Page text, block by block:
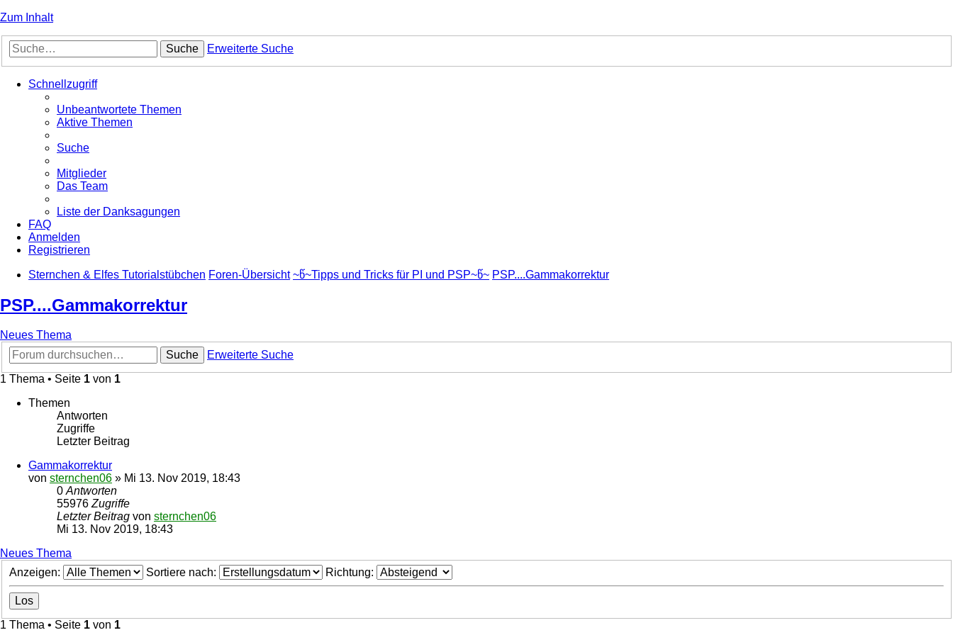
Zum Inhalt
Suche Erweiterte Suche
Schnellzugriff
Unbeantwortete Themen
Aktive Themen
Suche
Mitglieder
Das Team
Liste der Danksagungen
FAQ
Anmelden
Registrieren
Sternchen & Elfes Tutorialstübchen Foren-Übersicht ~წ~Tipps und Tricks für PI und PSP~წ~ PSP....Gammakorrektur
PSP....Gammakorrektur
Neues Thema
Suche
Erweiterte Suche
1 Thema • Seite 1 von 1
Themen
Antworten
Zugriffe
Letzter Beitrag
Gammakorrektur
von sternchen06 » Mi 13. Nov 2019, 18:43
0 Antworten
55976 Zugriffe
Letzter Beitrag von sternchen06
Mi 13. Nov 2019, 18:43
Neues Thema
Anzeigen:
Sortiere nach: Richtung:
1 Thema • Seite 1 von 1